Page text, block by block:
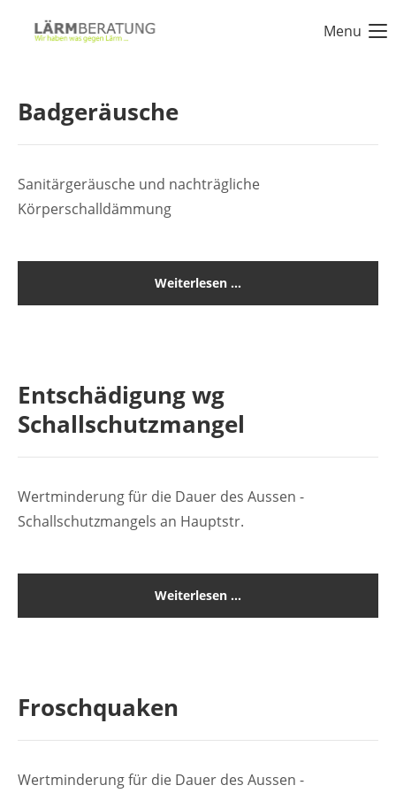
Login
Passwort
Support
Lorem ipsum dolor sit amet:
24h/ 365days
Mon - Fri 8:00am - 5:00pm(GMT +1)
Sulzburger Str. 1
79114 Freiburg
Have any questions?
Menu
Badgeräusche
Sanitärgeräusche und nachträgliche
Körperschalldämmung
Weiterlesen …
Entschädigung wg
Schallschutzmangel
Wertminderung für die Dauer des Aussen -
Schallschutzmangels an Hauptstr.
Weiterlesen …
Froschquaken
Wertminderung für die Dauer des Aussen -